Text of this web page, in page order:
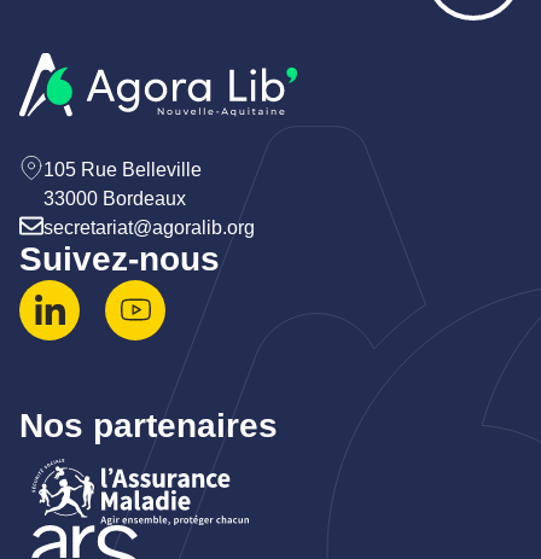
105 Rue Belleville
33000 Bordeaux
secretariat@agoralib.org
Suivez-nous
Nos partenaires